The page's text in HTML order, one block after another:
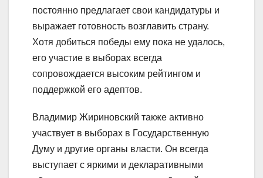
постоянно предлагает свои кандидатуры и
выражает готовность возглавить страну.
Хотя добиться победы ему пока не удалось,
его участие в выборах всегда
сопровождается высоким рейтингом и
поддержкой его адептов.
Владимир Жириновский также активно
участвует в выборах в Государственную
Думу и другие органы власти. Он всегда
выступает с яркими и декларативными